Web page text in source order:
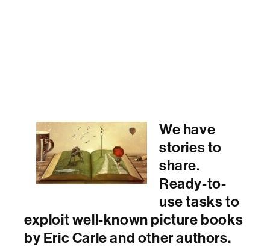
We have
stories to
share.
Ready-to-
use tasks to
exploit well-known picture books
by Eric Carle and other authors.